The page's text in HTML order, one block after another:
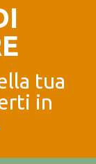
tua
in